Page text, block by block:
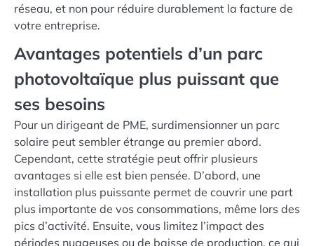
réseau, et non pour réduire durablement la facture de
votre entreprise.
Avantages potentiels d’un parc
photovoltaïque plus puissant que
ses besoins
Pour un dirigeant de PME, surdimensionner un parc
solaire peut sembler étrange au premier abord.
Cependant, cette stratégie peut offrir plusieurs
avantages si elle est bien pensée. D’abord, une
installation plus puissante permet de couvrir une part
plus importante de vos consommations, même lors des
pics d’activité. Ensuite, vous limitez l’impact des
périodes nuageuses ou de baisse de production, ce qui